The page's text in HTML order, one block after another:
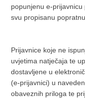
popunjenu e-
svu propisanu
Prijavnice koje ne
uvjetima natječaja te
dostavljene u
(e-prijavnici) u
obaveznih priloga te